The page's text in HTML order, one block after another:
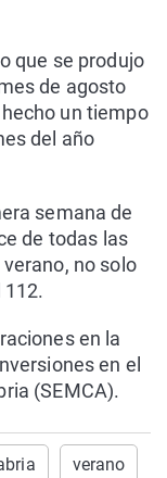
que se produjo
de agosto
un tiempo
del año
semana de
de todas las
no solo
en la
en el
(SEMCA).
verano